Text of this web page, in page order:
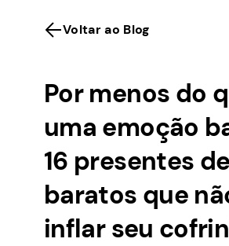
Voltar ao Blog
Por menos do
uma emoção
16 presentes
baratos que
inflar seu